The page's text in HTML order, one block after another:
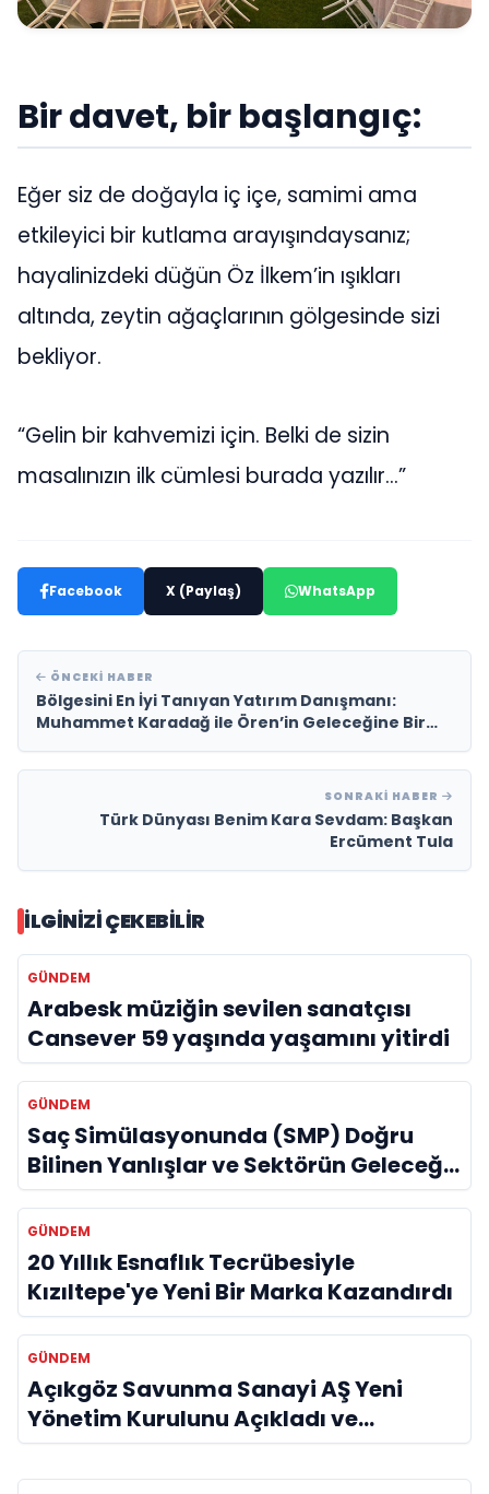
Bir davet, bir başlangıç:
Eğer siz de doğayla iç içe, samimi ama
etkileyici bir kutlama arayışındaysanız;
hayalinizdeki düğün Öz İlkem’in ışıkları
altında, zeytin ağaçlarının gölgesinde sizi
bekliyor.
“Gelin bir kahvemizi için. Belki de sizin
masalınızın ilk cümlesi burada yazılır…”
Facebook X (Paylaş) WhatsApp
ÖNCEKI HABER
Bölgesini En İyi Tanıyan Yatırım Danışmanı:
Muhammet Karadağ ile Ören’in Geleceğine Bir
SONRAKI HABER
Türk Dünyası Benim Kara Sevdam: Başkan
Ercüment Tula
İLGINIZI ÇEKEBILIR
GÜNDEM
Arabesk müziğin sevilen sanatçısı
Cansever 59 yaşında yaşamını yitirdi
GÜNDEM
Saç Simülasyonunda (SMP) Doğru
Bilinen Yanlışlar ve Sektörün Geleceği:
Onur Akdeniz ile Özel Röportaj
GÜNDEM
20 Yıllık Esnaflık Tecrübesiyle
Kızıltepe'ye Yeni Bir Marka Kazandırdı
GÜNDEM
Açıkgöz Savunma Sanayi AŞ Yeni
Yönetim Kurulunu Açıkladı ve
Savunma Sanayinde Küresel Vizyon
Vurgusu